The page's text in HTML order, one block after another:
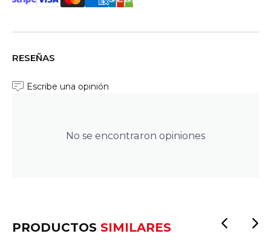
RESEÑAS
No se encontraron opiniones
Escribe una opinión
PRODUCTOS SIMILARES